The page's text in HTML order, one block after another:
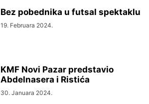
Bez pobednika u futsal spektaklu
19. Februara 2024.
KMF Novi Pazar predstavio
Abdelnasera i Ristića
30. Januara 2024.